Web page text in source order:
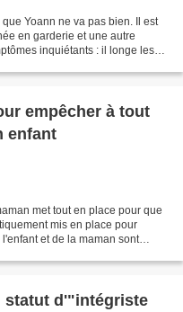
Yoann ne va pas bien. Il est
en garderie et une autre
inquiétants : il longe les
empêcher à tout
enfant
met tout en place pour que
mis en place pour
et de la maman sont
statut d'"intégriste